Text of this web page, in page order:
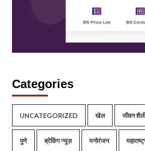
Categories
UNCATEGORIZED खेल जीवन शैली
पुणे ब्रेकिंग न्यूज़ मनोरंजन